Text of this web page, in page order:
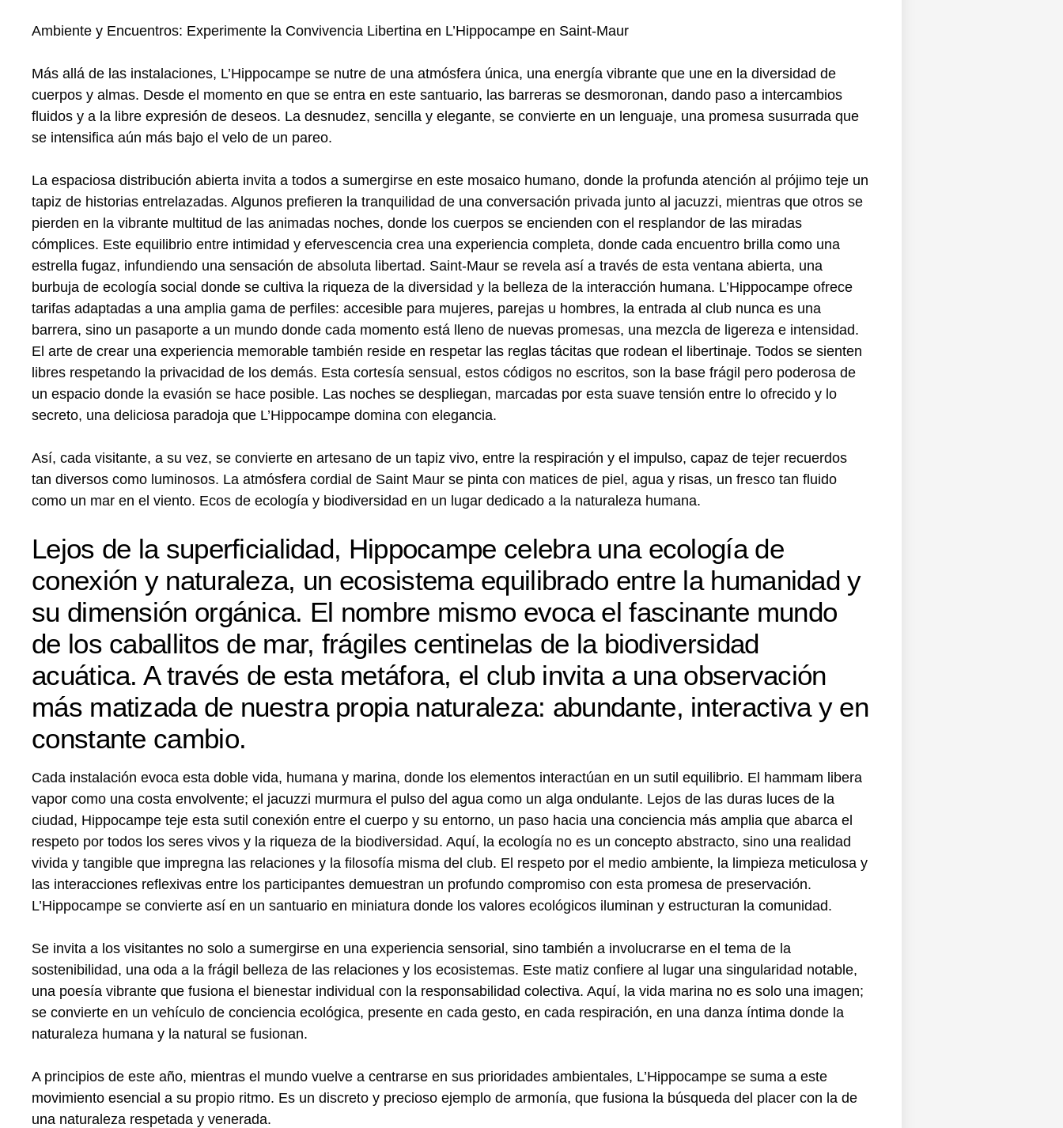
Ambiente y Encuentros: Experimente la Convivencia Libertina en L’Hippocampe en Saint-Maur
Más allá de las instalaciones, L’Hippocampe se nutre de una atmósfera única, una energía vibrante que une en la diversidad de
cuerpos y almas. Desde el momento en que se entra en este santuario, las barreras se desmoronan, dando paso a intercambios
fluidos y a la libre expresión de deseos. La desnudez, sencilla y elegante, se convierte en un lenguaje, una promesa susurrada que
se intensifica aún más bajo el velo de un pareo.
La espaciosa distribución abierta invita a todos a sumergirse en este mosaico humano, donde la profunda atención al prójimo teje un
tapiz de historias entrelazadas. Algunos prefieren la tranquilidad de una conversación privada junto al jacuzzi, mientras que otros se
pierden en la vibrante multitud de las animadas noches, donde los cuerpos se encienden con el resplandor de las miradas
cómplices. Este equilibrio entre intimidad y efervescencia crea una experiencia completa, donde cada encuentro brilla como una
estrella fugaz, infundiendo una sensación de absoluta libertad. Saint-Maur se revela así a través de esta ventana abierta, una
burbuja de ecología social donde se cultiva la riqueza de la diversidad y la belleza de la interacción humana. L’Hippocampe ofrece
tarifas adaptadas a una amplia gama de perfiles: accesible para mujeres, parejas u hombres, la entrada al club nunca es una
barrera, sino un pasaporte a un mundo donde cada momento está lleno de nuevas promesas, una mezcla de ligereza e intensidad.
El arte de crear una experiencia memorable también reside en respetar las reglas tácitas que rodean el libertinaje. Todos se sienten
libres respetando la privacidad de los demás. Esta cortesía sensual, estos códigos no escritos, son la base frágil pero poderosa de
un espacio donde la evasión se hace posible. Las noches se despliegan, marcadas por esta suave tensión entre lo ofrecido y lo
secreto, una deliciosa paradoja que L’Hippocampe domina con elegancia.
Así, cada visitante, a su vez, se convierte en artesano de un tapiz vivo, entre la respiración y el impulso, capaz de tejer recuerdos
tan diversos como luminosos. La atmósfera cordial de Saint Maur se pinta con matices de piel, agua y risas, un fresco tan fluido
como un mar en el viento. Ecos de ecología y biodiversidad en un lugar dedicado a la naturaleza humana.
Lejos de la superficialidad, Hippocampe celebra una ecología de
conexión y naturaleza, un ecosistema equilibrado entre la humanidad y
su dimensión orgánica. El nombre mismo evoca el fascinante mundo
de los caballitos de mar, frágiles centinelas de la biodiversidad
acuática. A través de esta metáfora, el club invita a una observación
más matizada de nuestra propia naturaleza: abundante, interactiva y en
constante cambio.
Cada instalación evoca esta doble vida, humana y marina, donde los elementos interactúan en un sutil equilibrio. El hammam libera
vapor como una costa envolvente; el jacuzzi murmura el pulso del agua como un alga ondulante. Lejos de las duras luces de la
ciudad, Hippocampe teje esta sutil conexión entre el cuerpo y su entorno, un paso hacia una conciencia más amplia que abarca el
respeto por todos los seres vivos y la riqueza de la biodiversidad. Aquí, la ecología no es un concepto abstracto, sino una realidad
vivida y tangible que impregna las relaciones y la filosofía misma del club. El respeto por el medio ambiente, la limpieza meticulosa y
las interacciones reflexivas entre los participantes demuestran un profundo compromiso con esta promesa de preservación.
L’Hippocampe se convierte así en un santuario en miniatura donde los valores ecológicos iluminan y estructuran la comunidad.
Se invita a los visitantes no solo a sumergirse en una experiencia sensorial, sino también a involucrarse en el tema de la
sostenibilidad, una oda a la frágil belleza de las relaciones y los ecosistemas. Este matiz confiere al lugar una singularidad notable,
una poesía vibrante que fusiona el bienestar individual con la responsabilidad colectiva. Aquí, la vida marina no es solo una imagen;
se convierte en un vehículo de conciencia ecológica, presente en cada gesto, en cada respiración, en una danza íntima donde la
naturaleza humana y la natural se fusionan.
A principios de este año, mientras el mundo vuelve a centrarse en sus prioridades ambientales, L’Hippocampe se suma a este
movimiento esencial a su propio ritmo. Es un discreto y precioso ejemplo de armonía, que fusiona la búsqueda del placer con la de
una naturaleza respetada y venerada.